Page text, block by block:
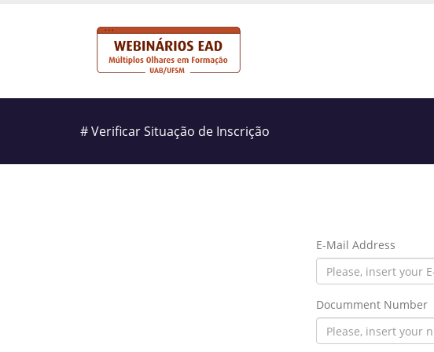
# Verificar Situação de Inscrição
E-Mail Address
Documment Number